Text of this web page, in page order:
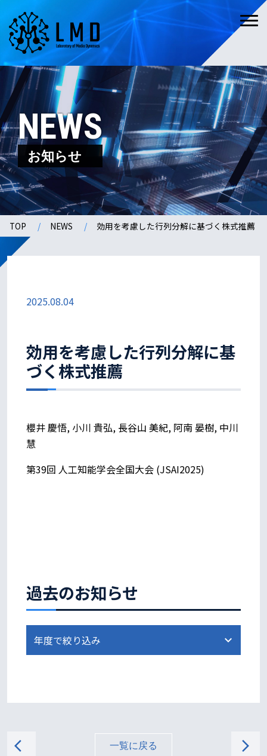
NEWS
お知らせ
TOP NEWS 効用を考慮した行列分解に基づく株式推薦
過去のお知らせ
2025.08.04
効用を考慮した行列分解に基
づく株式推薦
櫻井 慶悟, 小川 貴弘, 長谷山 美紀, 阿南 晏樹, 中川
慧
第39回 人工知能学会全国大会 (JSAI2025)
arrow_back_ios 一覧に戻る arrow_forward_ios